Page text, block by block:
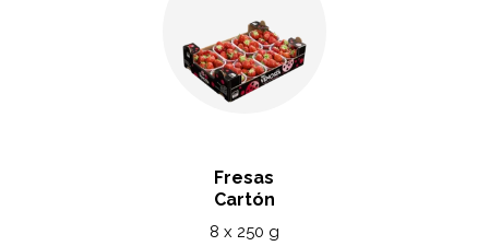
Fresas
Cartón
8 x 250 g